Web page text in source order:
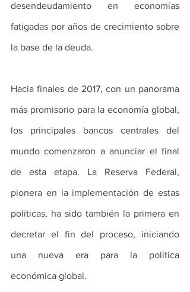
desendeudamiento en economías
fatigadas por años de crecimiento sobre
la base de la deuda.
Hacia finales de 2017, con un panorama
más promisorio para la economía global,
los principales bancos centrales del
mundo comenzaron a anunciar el final
de esta etapa. La Reserva Federal,
pionera en la implementación de estas
políticas, ha sido también la primera en
decretar el fin del proceso, iniciando
una nueva era para la política
económica global.